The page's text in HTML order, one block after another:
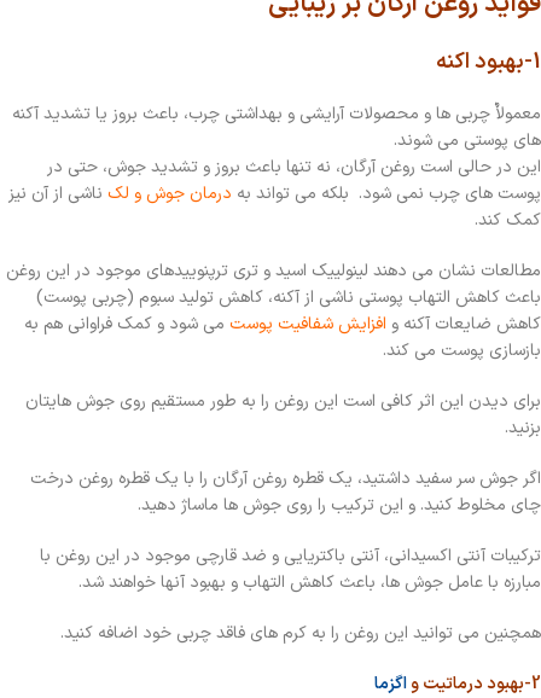
1-بهبود اکنه
معمولاٌ چربی ها و محصولات آرایشی و بهداشتی چرب، باعث بروز یا تشدید آکنه
های پوستی می شوند.
این در حالی است روغن آرگان، نه تنها باعث بروز و تشدید جوش، حتی در
پوست های چرب نمی شود. بلکه می تواند به درمان جوش و لک ناشی از آن نیز
کمک کند.
مطالعات نشان می دهند لینولییک اسید و تری ترپنوییدهای موجود در این روغن
باعث کاهش التهاب پوستی ناشی از آکنه، کاهش تولید سبوم (چربی پوست)
کاهش ضایعات آکنه و افزایش شفافیت پوست می شود و کمک فراوانی هم به
بازسازی پوست می کند.
برای دیدن این اثر کافی است این روغن را به طور مستقیم روی جوش هایتان
بزنید.
اگر جوش سر سفید داشتید، یک قطره روغن آرگان را با یک قطره روغن درخت
چای مخلوط کنید. و این ترکیب را روی جوش ها ماساژ دهید.
ترکیبات آنتی اکسیدانی، آنتی باکتریایی و ضد قارچی موجود در این روغن با
مبارزه با عامل جوش ها، باعث کاهش التهاب و بهبود آنها خواهند شد.
همچنین می توانید این روغن را به کرم های فاقد چربی خود اضافه کنید.
2-بهبود درماتیت و
اگزما